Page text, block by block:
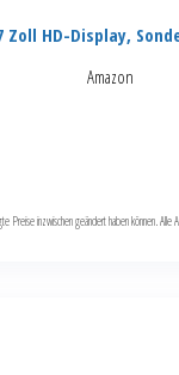
Zoll HD-Display,
Amazon
Preise inzwischen geändert haben können. Alle